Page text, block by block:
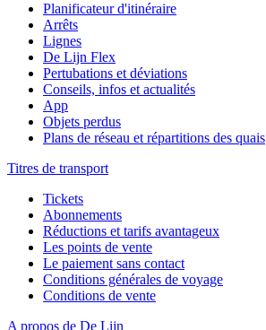
Planificateur d'itinéraire
Arrêts
Lignes
De Lijn Flex
Pertubations et déviations
Conseils, infos et actualités
App
Objets perdus
Plans de réseau et répartitions des quais
Titres de transport
Tickets
Abonnements
Réductions et tarifs avantageux
Les points de vente
Le paiement sans contact
Conditions générales de voyage
Conditions de vente
A propos de De Lijn